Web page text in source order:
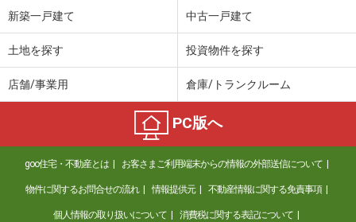
5.90万円
山形県山形市印役町２
4.90万円
住 所
山形県山形市印役町２
専有面積 45.12m²
間取り
1LDK
山形県山形市元木２丁目
新築一戸建て 中古一戸建て
土地を探す 投資物件を探す
店舗/事業用 倉庫/トランクルーム
PC版へ
goo住宅・不動産とは お客さまご利用端末からの情報の外部送信について
物件に関するお問合せの流れ 情報提供元 不動産情報に関する免責事項
個人情報の取り扱いについて 消費税に関する表記について